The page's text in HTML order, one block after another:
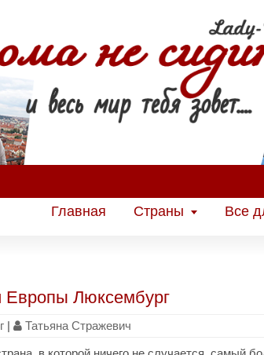
Главная Страны Все
Европы Люксембург
| Татьяна Стражевич